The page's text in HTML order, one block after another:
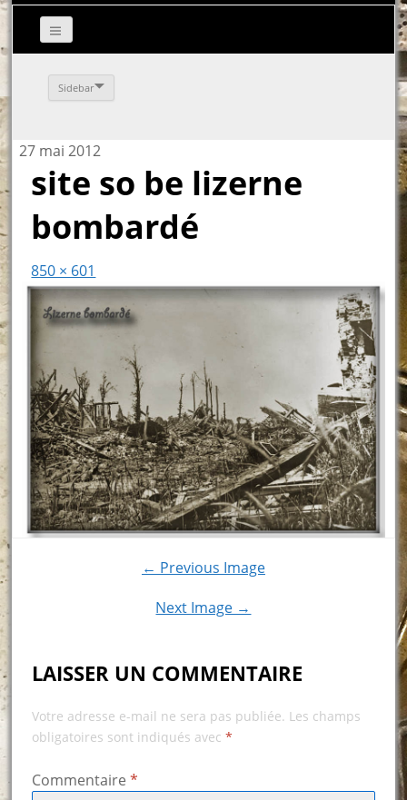
Sidebar
27 mai 2012
site so be lizerne
bombardé
850 × 601
← Previous Image
Next Image →
LAISSER UN COMMENTAIRE
Votre adresse e-mail ne sera pas publiée. Les champs
obligatoires sont indiqués avec *
Commentaire *